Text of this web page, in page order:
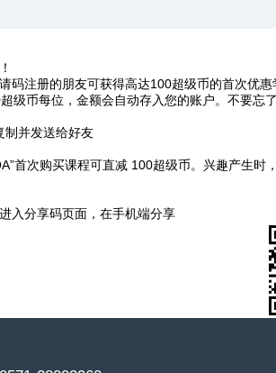
码注册的朋友可获得高达100超级币的首次优
级币每位，金额会自动存入您的账户。不要忘
制并发送给好友
首次购买课程可直减 100超级币。兴趣产生时
入分享码页面，在手机端分享